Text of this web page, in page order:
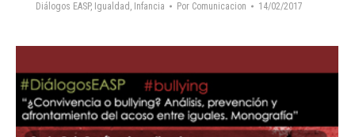
Diálogos EASP, Igualdad , Infancia Por Comunicacion 14/02/2017